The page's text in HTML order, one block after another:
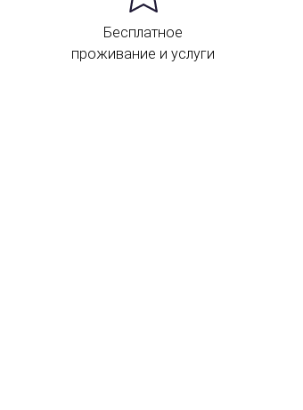
Бесплатное
проживание и услуги